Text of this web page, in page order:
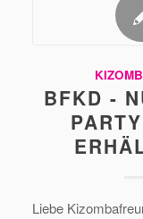
BFKD -
Liebe